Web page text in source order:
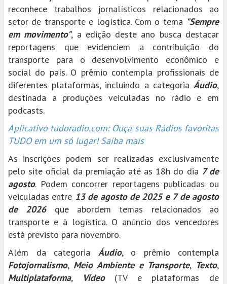
reconhece trabalhos jornalísticos relacionados ao
setor de transporte e logística. Com o tema "Sempre
em movimento", a edição deste ano busca destacar
reportagens que evidenciem a contribuição do
transporte para o desenvolvimento econômico e
social do país. O prêmio contempla profissionais de
diferentes plataformas, incluindo a categoria Áudio,
destinada a produções veiculadas no rádio e em
podcasts.
Aplicativo tudoradio.com: Ouça suas Rádios favoritas
TUDO em um só lugar! Saiba mais
As inscrições podem ser realizadas exclusivamente
pelo site oficial da premiação até as 18h do dia 7 de
agosto. Podem concorrer reportagens publicadas ou
veiculadas entre 13 de agosto de 2025 e 7 de agosto
de 2026que abordem temas relacionados ao
transporte e à logística. O anúncio dos vencedores
está previsto para novembro.
Além da categoria Áudio, o prêmio contempla
Fotojornalismo, Meio Ambiente e Transporte, Texto,
Multiplataforma, Vídeo(TV e plataformas de